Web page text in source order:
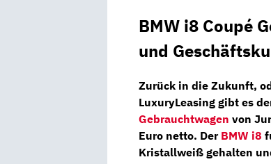
BMW i8 Coupé
und
Zurück in die Zukunft,
LuxuryLeasing gibt es
Gebrauchtwagen von
Euro netto. Der BMW i8
Kristallweiß gehalten